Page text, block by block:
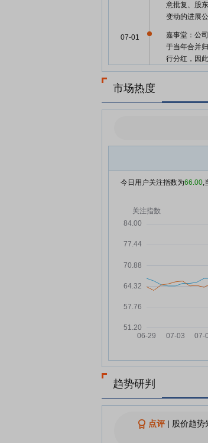
意批复、股
变动的进展
嘉事堂：公
于当年合并
行分红，因
影响
07-01
07-01
嘉事堂：关
公告》
06-30
嘉事堂：截
多家医药公
嘉事堂6月
嘉事堂：第
嘉事堂：截
嘉事堂6月8
市场热度
今日用户关注指数为66.00,
趋势研判
点评| 股价趋